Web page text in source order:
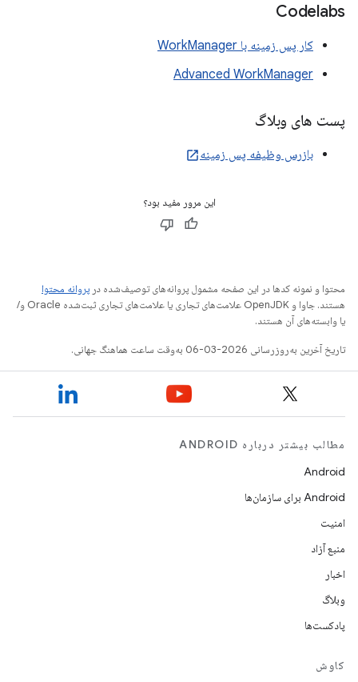
Codelabs
کار پس زمینه با WorkManager
Advanced WorkManager
پست های وبلاگ
بازرس وظیفه پس زمینه
این مرور مفید بود؟
محتوا و نمونه کدها در این صفحه مشمول پروانه‌های توصیف‌شده در پروانه محتوا
هستند. جاوا و OpenJDK علامت‌های تجاری یا علامت‌های تجاری ثبت‌شده Oracle و/
یا وابسته‌های آن هستند.
تاریخ آخرین به‌روزرسانی 2026-03-06 به‌وقت ساعت هماهنگ جهانی.
مطالب بیشتر درباره ANDROID
Android
Android برای سازمان‌ها
امنیت
منبع آزاد
اخبار
وبلاگ
پادکست‌ها
کاوش